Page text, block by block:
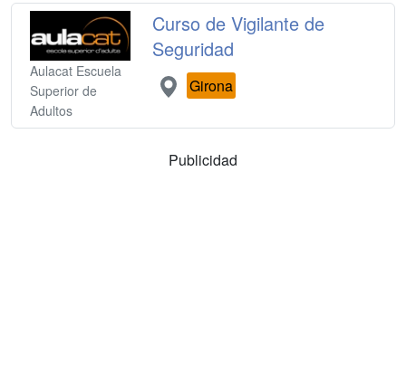
Aulacat Escuela
Superior de
Adultos
Curso de Vigilante de
Seguridad
Girona
Publicidad